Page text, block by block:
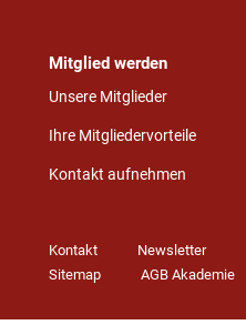
Mitglied werden
Unsere Mitglieder
Ihre Mitgliedervorteile
Kontakt aufnehmen
Kontakt Newsletter
Sitemap
AGB Akademie